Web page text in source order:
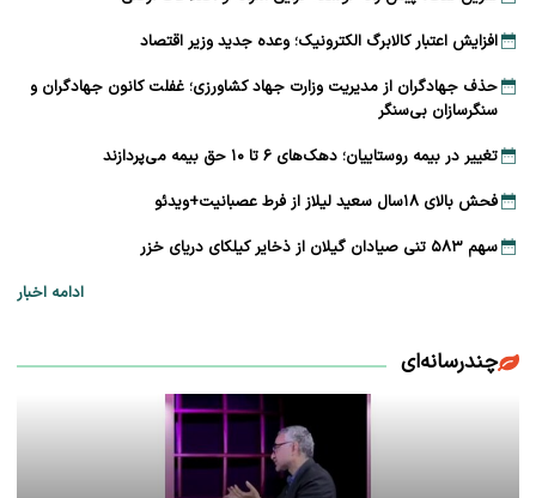
افزایش اعتبار کالابرگ الکترونیک؛ وعده جدید وزیر اقتصاد
حذف جهادگران از مدیریت وزارت جهاد کشاورزی؛ غفلت کانون جهادگران و
سنگرسازان بی‌سنگر
تغییر در بیمه روستاییان؛ دهک‌های ۶ تا ۱۰ حق بیمه می‌پردازند
فحش بالای ۱۸سال سعید لیلاز از فرط عصبانیت+ویدئو
سهم ۵۸۳ تنی صیادان گیلان از ذخایر کیلکای دریای خزر
ادامه اخبار
چندرسانه‌ای